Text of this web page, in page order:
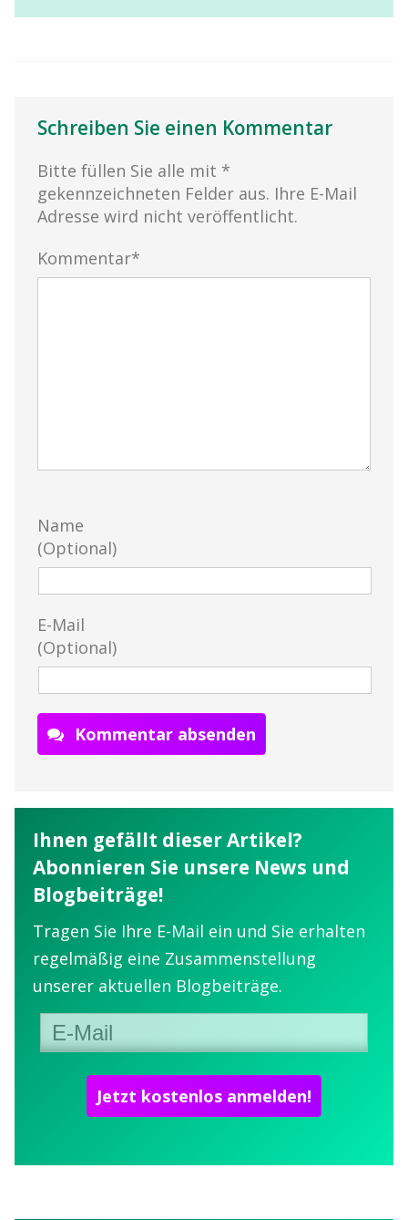
Schreiben Sie einen Kommentar
Bitte füllen Sie alle mit *
gekennzeichneten Felder aus. Ihre E-Mail
Adresse wird nicht veröffentlicht.
Kommentar*
Name
(Optional)
E-Mail
(Optional)
Kommentar absenden
Ihnen gefällt dieser Artikel?
Abonnieren Sie unsere News und
Blogbeiträge!
Tragen Sie Ihre E-Mail ein und Sie erhalten
regelmäßig eine Zusammenstellung
unserer aktuellen Blogbeiträge.